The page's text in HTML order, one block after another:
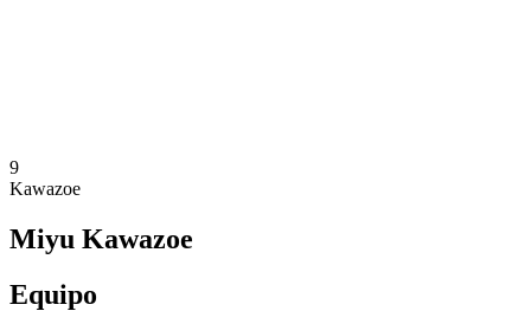
9
Kawazoe
Miyu Kawazoe
Equipo